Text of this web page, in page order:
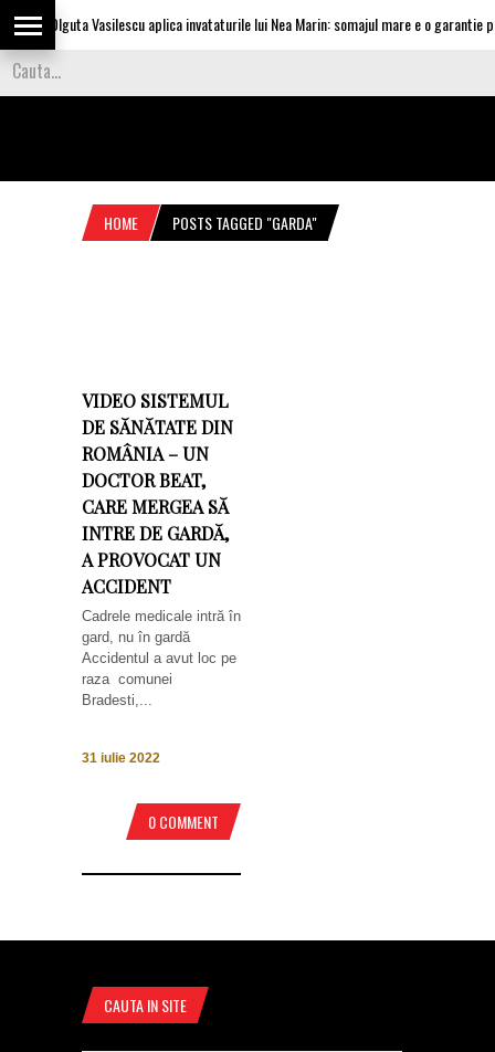
Olguta Vasilescu aplica invataturile lui Nea Marin: somajul mare e o garantie
HOME POSTS TAGGED "GARDA"
VIDEO SISTEMUL
DE SĂNĂTATE DIN
ROMÂNIA – UN
DOCTOR BEAT,
CARE MERGEA SĂ
INTRE DE GARDĂ,
A PROVOCAT UN
ACCIDENT
Cadrele medicale intră în
gard, nu în gardă
Accidentul a avut loc pe
raza comunei
Bradesti,...
31 iulie 2022
0 COMMENT
CAUTA IN SITE